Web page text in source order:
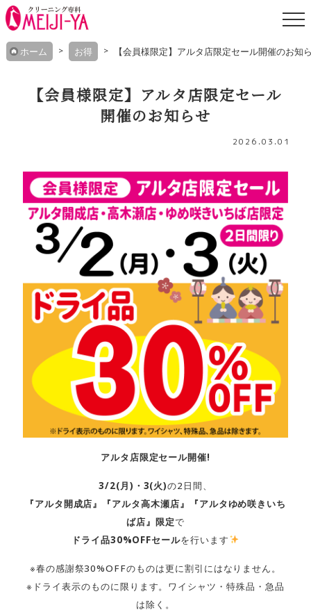
Skip
to
ホーム お得 【会員様限定】アルタ店限定セール開催のお知
【会員様限定】アルタ店限定セール
開催のお知らせ
2026.03.01
アルタ店限定セール開催!
3/2(月)・3(火)の2日間、
『アルタ開成店』『アルタ高木瀬店』『アルタゆめ咲きいち
ば店』限定で
ドライ品30%OFFセールを行います
※春の感謝祭30%OFFのものは更に割引にはなりません。
※ドライ表示のものに限ります。ワイシャツ・特殊品・急品
は除く。